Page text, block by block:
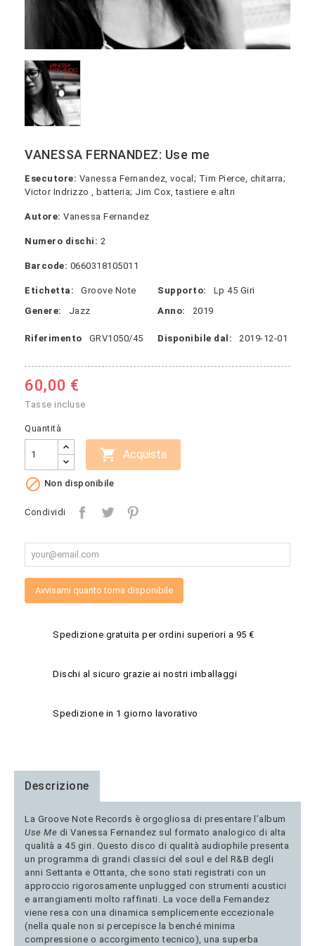
VANESSA FERNANDEZ: Use me
Esecutore: Vanessa Fernandez, vocal; Tim Pierce, chitarra;
Victor Indrizzo , batteria; Jim Cox, tastiere e altri
Autore: Vanessa Fernandez
Numero dischi: 2
Barcode: 0660318105011
Etichetta: Groove Note Supporto:
Lp 45 Giri
Genere:
Jazz Anno: 2019
Riferimento GRV1050/45 Disponibile dal: 2019-12-01
60,00 €
Tasse incluse
Quantità
 Acquista
 Non disponibile
Condividi
Avvisami quanto torna disponibile
Spedizione gratuita per ordini superiori a 95 €
Dischi al sicuro grazie ai nostri imballaggi
Spedizione in 1 giorno lavorativo
Descrizione
La Groove Note Records è orgogliosa di presentare l’album
Use Me di Vanessa Fernandez sul formato analogico di alta
qualità a 45 giri. Questo disco di qualità audiophile presenta
un programma di grandi classici del soul e del R&B degli
anni Settanta e Ottanta, che sono stati registrati con un
approccio rigorosamente unplugged con strumenti acustici
e arrangiamenti molto raffinati. La voce della Fernandez
viene resa con una dinamica semplicemente eccezionale
(nella quale non si percepisce la benché minima
compressione o accorgimento tecnico), una superba